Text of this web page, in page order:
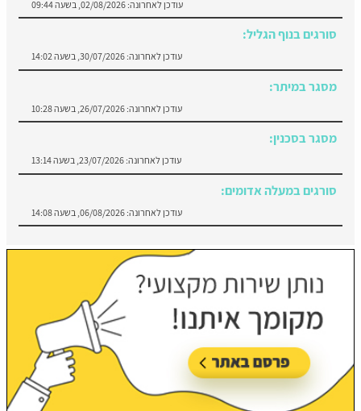
עודכן לאחרונה:30/07/2026, בשעה 14:02
מסגר במיתר:
עודכן לאחרונה: 26/07/2026, בשעה 10:28
מסגר בסכנין:
עודכן לאחרונה:23/07/2026, בשעה 13:14
סורגים במעלה אדומים:
עודכן לאחרונה: 06/08/2026, בשעה 14:08